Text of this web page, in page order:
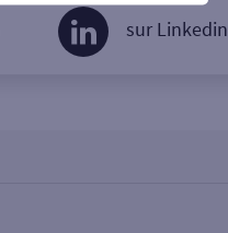
sur Linkedin